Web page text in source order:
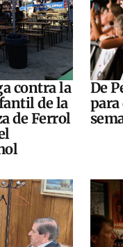
contra la
de la
de Ferrol
De